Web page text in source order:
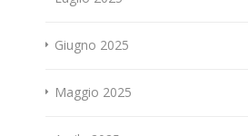
Giugno 2025
Maggio 2025